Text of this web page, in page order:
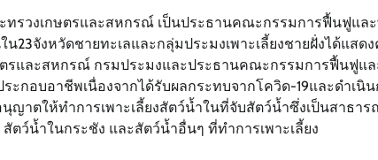
ทรวงเกษตรและสหกรณ์ เป็นประธานคณะกรรมการฟื้นฟูแล
23จังหวัดชายทะเลและกลุ่มประมงเพาะเลี้ยงชายฝั่งได้แส
ตรและสหกรณ์ กรมประมงและประธานคณะกรรมการฟื้นฟูแ
กอบอาชีพเนื่องจากได้รับผลกระทบจากโควิด-19และดำเนิ
นุญาตให้ทำการเพาะเลี้ยงสัตว์น้ำในที่จับสัตว์น้ำซึ่งเป็นสาธ
ตว์น้ำในกระชัง และสัตว์น้ำอื่นๆ ที่ทำการเพาะเลี้ยง